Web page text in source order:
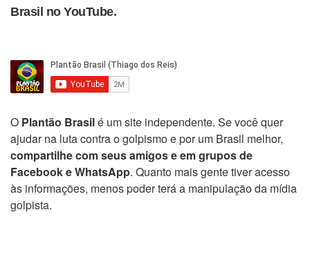
Brasil no YouTube.
O Plantão Brasilé um site independente. Se você quer
ajudar na luta contra o golpismo e por um Brasil melhor,
compartilhe com seus amigos e em grupos de
Facebook e WhatsApp. Quanto mais gente tiver acesso
às informações, menos poder terá a manipulação da mídia
golpista.